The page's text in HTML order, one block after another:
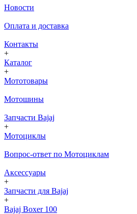
Новости
Оплата и доставка
Контакты
+
Каталог
+
Мототовары
Мотошины
Запчасти Bajaj
+
Мотоциклы
Вопрос-ответ по Мотоциклам
Аксессуары
+
Запчасти для Bajaj
+
Bajaj Boxer 100